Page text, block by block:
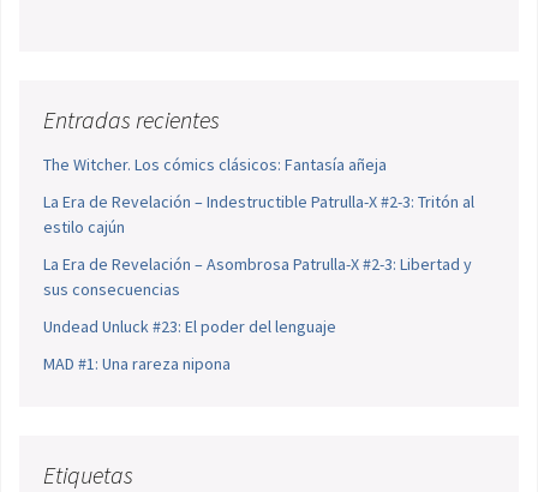
Entradas recientes
The Witcher. Los cómics clásicos: Fantasía añeja
La Era de Revelación – Indestructible Patrulla-X #2-3: Tritón al
estilo cajún
La Era de Revelación – Asombrosa Patrulla-X #2-3: Libertad y
sus consecuencias
Undead Unluck #23: El poder del lenguaje
MAD #1: Una rareza nipona
Etiquetas